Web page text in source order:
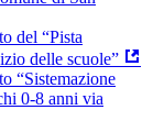
del “Pista
delle scuole”
“Sistemazione
0-8 anni via